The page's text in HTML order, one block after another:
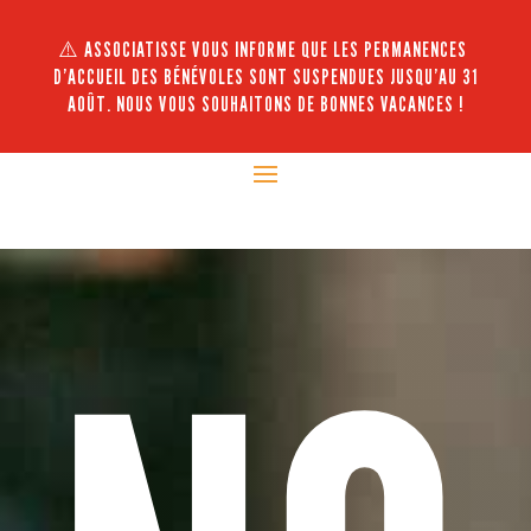
⚠️ ASSOCIATISSE VOUS INFORME QUE LES PERMANENCES
D’ACCUEIL DES BÉNÉVOLES SONT SUSPENDUES JUSQU’AU 31
AOÛT. NOUS VOUS SOUHAITONS DE BONNES VACANCES !